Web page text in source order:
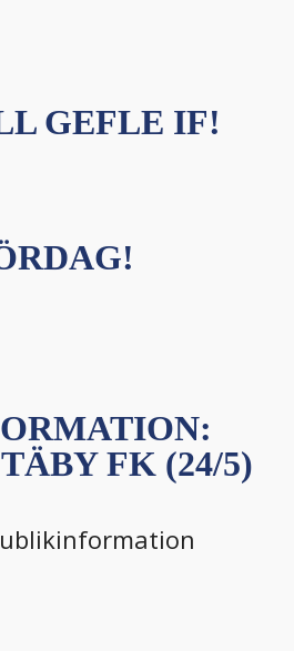
GEFLE IF!
FK (24/5)